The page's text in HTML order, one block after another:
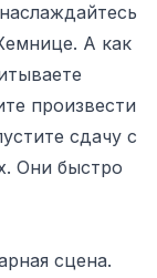
А как
произвести
сдачу с
Они быстро
сцена.